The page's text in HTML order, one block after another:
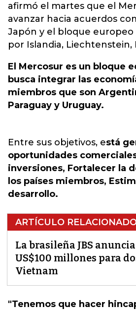
afirmó el martes que el
avanzar hacia acuerdos
Japón y el bloque europeo
por Islandia, Liechtenstein,
El Mercosur es un bloque
busca integrar las
miembros que son
Paraguay y Uruguay.
Entre sus objetivos, está
oportunidades
inversiones, Fortalecer la
los países miembros,
desarrollo.
ARTÍCULO
La brasileña JBS
US$100 millones para
Vietnam
"Tenemos que hacer